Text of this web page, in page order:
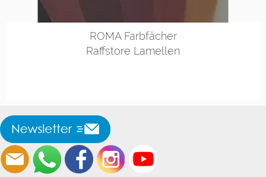
ROMA Farbfächer
Raffstore Lamellen